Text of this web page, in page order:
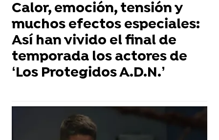
Calor, emoción, tensión y
muchos efectos especiales:
Así han vivido el final de
temporada los actores de
‘Los Protegidos A.D.N.’